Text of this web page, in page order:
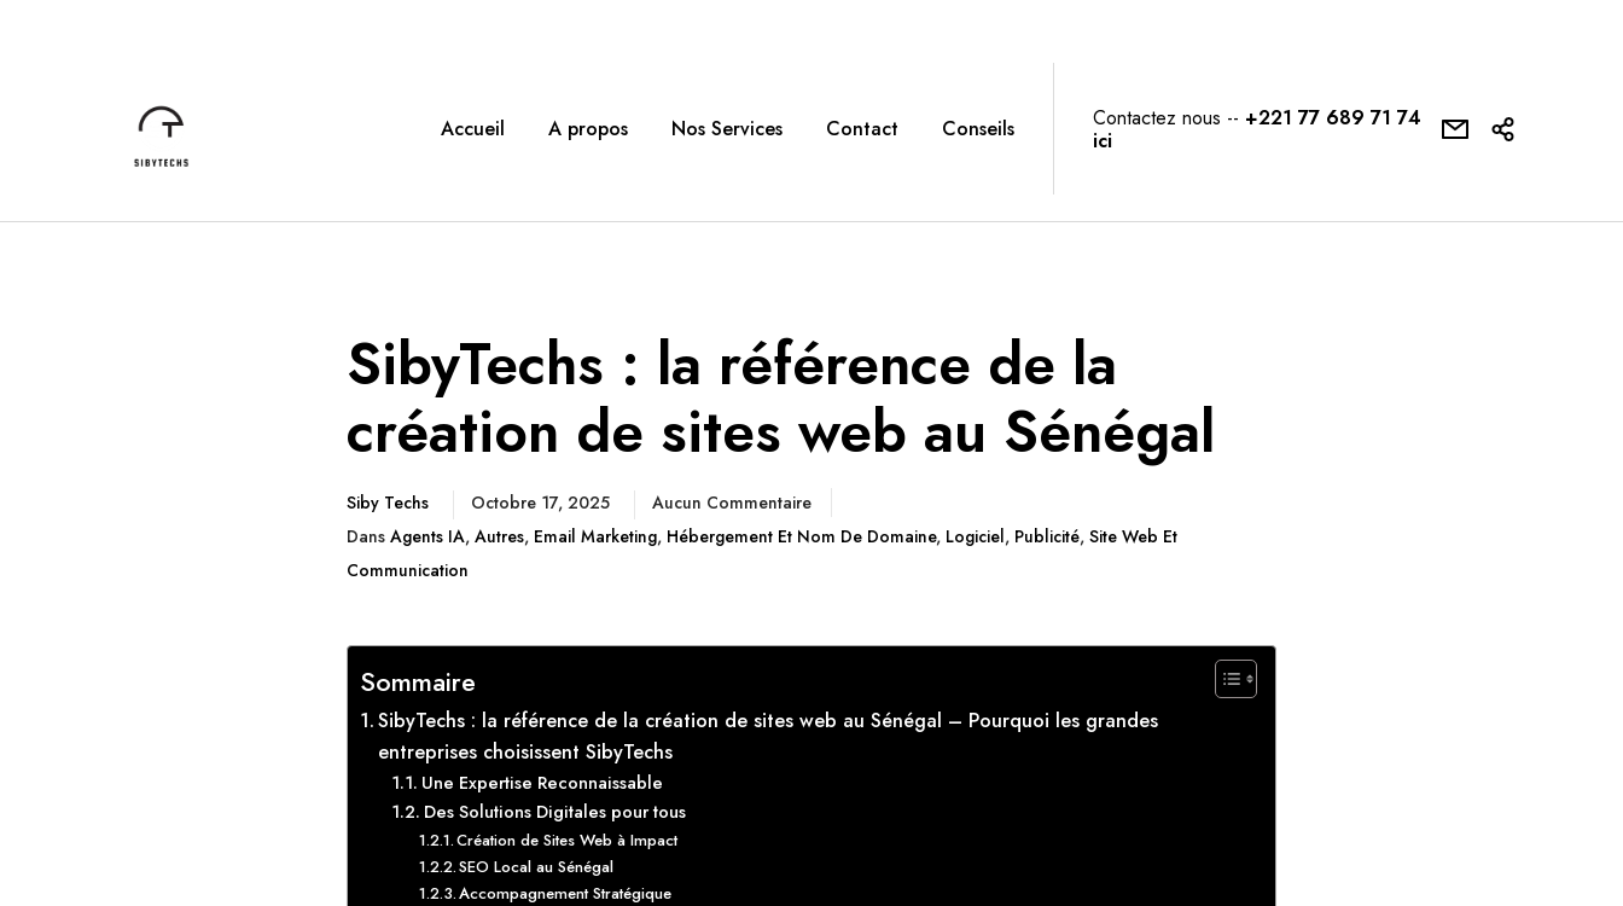
Accueil A propos Nos Services Contact Conseils Contactez nous -- +221 77 689 71 74
ici
SibyTechs : la référence de la
création de sites web au Sénégal
Siby Techs Octobre 17, 2025
Aucun Commentaire
Dans Agents IA, Autres, Email Marketing, Hébergement Et Nom De Domaine, Logiciel, Publicité, Site Web Et
Communication
Sommaire
SibyTechs : la référence de la création de sites web au Sénégal – Pourquoi les grandes
entreprises choisissent SibyTechs
Une Expertise Reconnaissable
Des Solutions Digitales pour tous
Création de Sites Web à Impact
SEO Local au Sénégal
Accompagnement Stratégique